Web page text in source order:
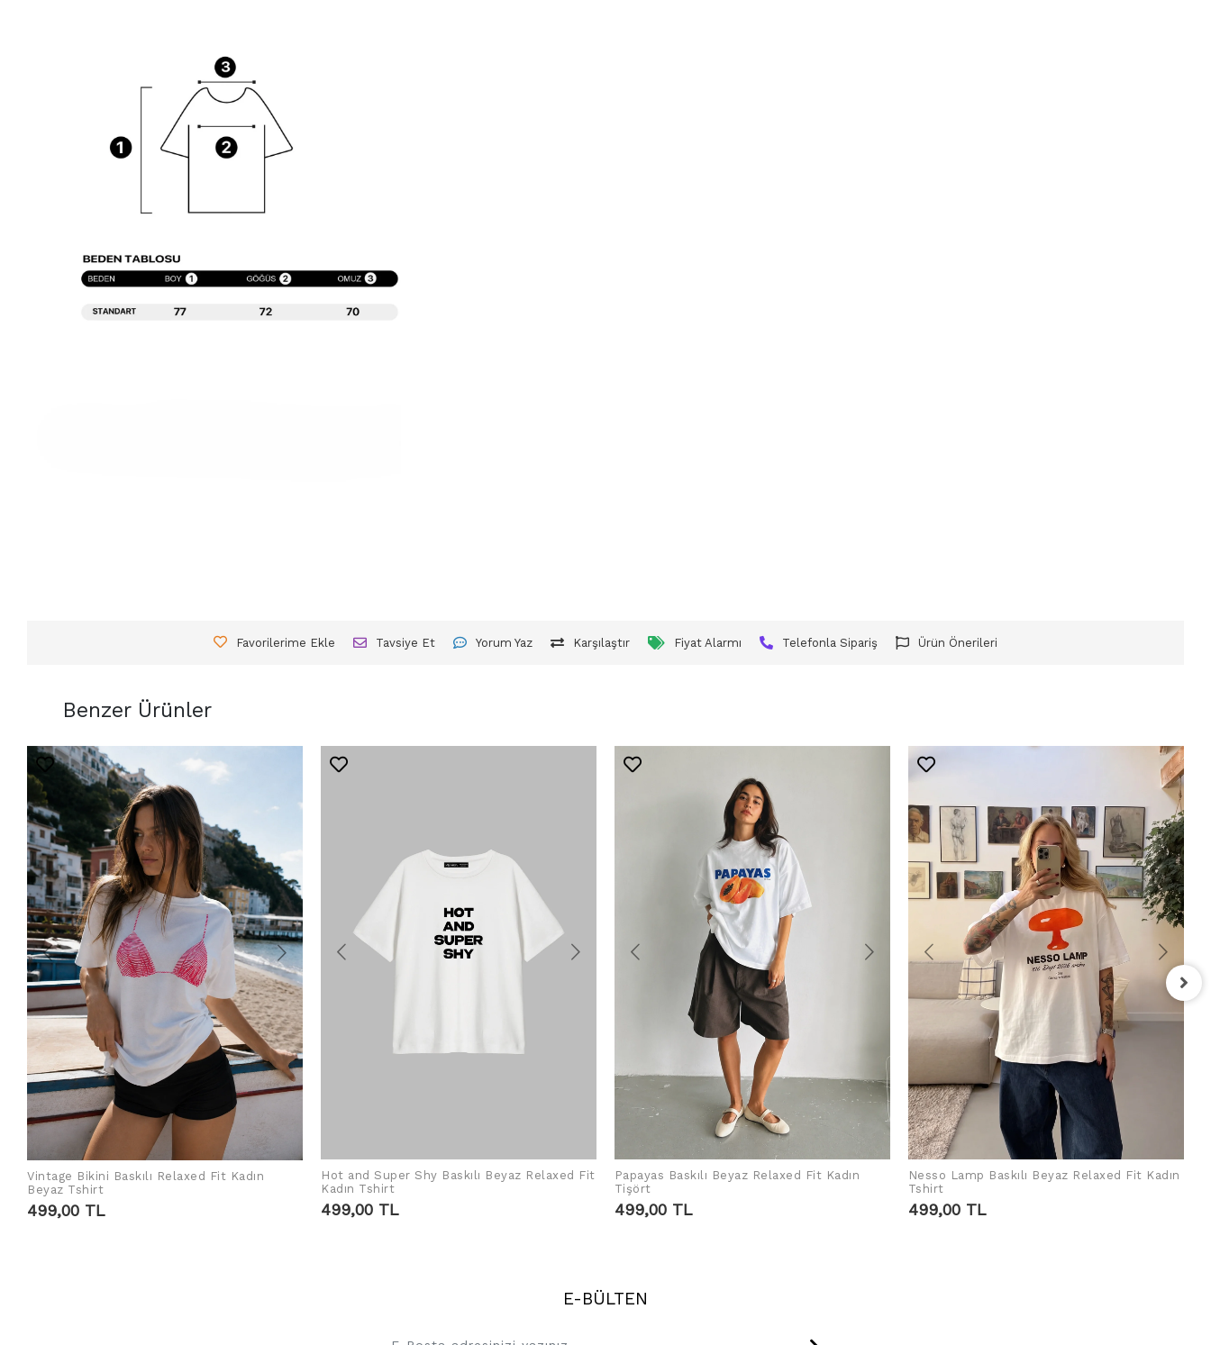
Favorilerime Ekle Tavsiye Et Yorum Yaz Karşılaştır Fiyat Alarmı Telefonla Sipariş Ürün Önerileri
Benzer Ürünler
SEPETE EKLE
Vintage Bikini Baskılı Relaxed Fit Kadın
Beyaz Tshirt
499,00 TL
SEPETE EKLE
Hot and Super Shy Baskılı Beyaz Relaxed Fit
Kadın Tshirt
499,00 TL
SEPETE EKLE
Papayas Baskılı Beyaz Relaxed Fit Kadın
Tişört
499,00 TL
SEPETE EKLE
Nesso Lamp Baskılı Beyaz Relaxed Fit Kadın
Tshirt
499,00 TL
E-BÜLTEN